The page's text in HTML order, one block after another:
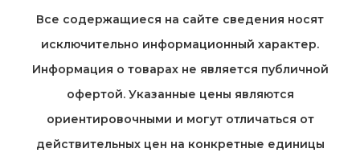
Все содержащиеся на cайте сведения носят
исключительно информационный характер.
Информация о товарах не является публичной
офертой. Указанные цены являются
ориентировочными и могут отличаться от
действительных цен на конкретные единицы